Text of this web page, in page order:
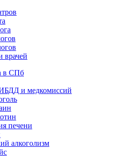
врачей
в СПб
и медкомиссий
печени
алкоголизм